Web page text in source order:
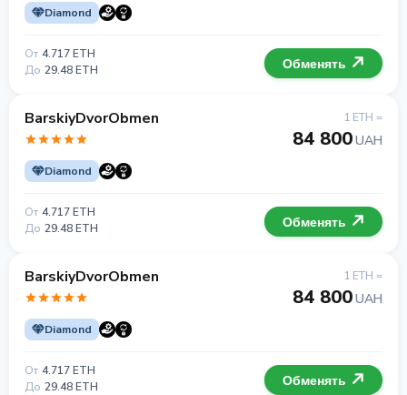
Diamond
От 4.717 ETH
До 29.48 ETH Обменять
BarskiyDvorObmen
Diamond
1 ETH =
84 800UAH
От 4.717 ETH
До 29.48 ETH Обменять
BarskiyDvorObmen
Diamond
1 ETH =
84 800UAH
От 4.717 ETH
До 29.48 ETH Обменять